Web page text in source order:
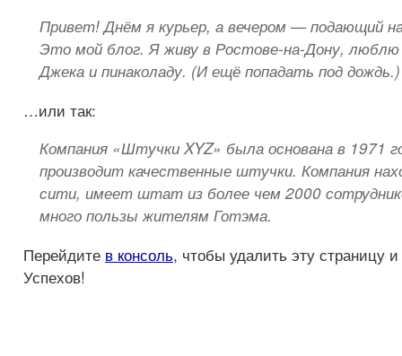
Привет! Днём я курьер, а вечером — подающий
Это мой блог. Я живу в Ростове-на-Дону, люблю
Джека и пинаколаду. (И ещё попадать под дождь.)
…или так:
Компания «Штучки XYZ» была основана в 1971
производит качественные штучки. Компания
сити, имеет штат из более чем 2000
много пользы жителям Готэма.
Перейдите в консоль, чтобы удалить эту страницу
Успехов!